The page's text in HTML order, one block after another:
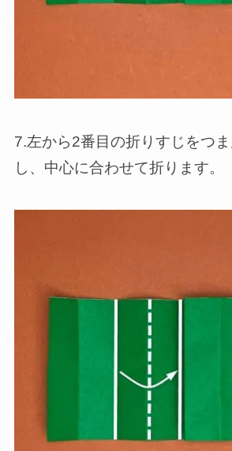
7.左から2番目の折りすじをつ
し、中心に合わせて折ります。